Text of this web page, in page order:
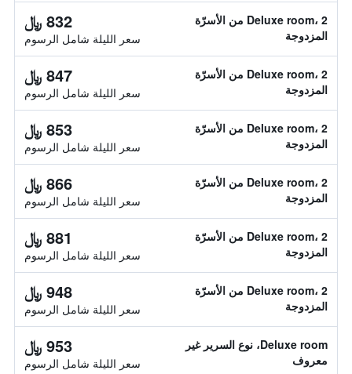
Deluxe room، 2 من الأسرّة
المزدوجة
832 ﷼
سعر الليلة شامل الرسوم
Deluxe room، 2 من الأسرّة
المزدوجة
847 ﷼
سعر الليلة شامل الرسوم
Deluxe room، 2 من الأسرّة
المزدوجة
853 ﷼
سعر الليلة شامل الرسوم
Deluxe room، 2 من الأسرّة
المزدوجة
866 ﷼
سعر الليلة شامل الرسوم
Deluxe room، 2 من الأسرّة
المزدوجة
881 ﷼
سعر الليلة شامل الرسوم
Deluxe room، 2 من الأسرّة
المزدوجة
948 ﷼
سعر الليلة شامل الرسوم
Deluxe room، نوع السرير غير
معروف
953 ﷼
سعر الليلة شامل الرسوم